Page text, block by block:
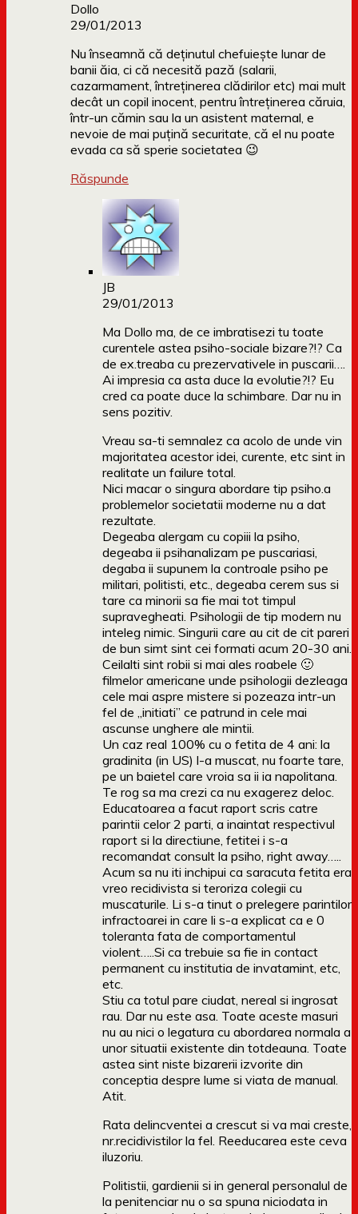
Dollo
29/01/2013
Nu înseamnă că deținutul chefuiește lunar de
banii ăia, ci că necesită pază (salarii,
cazarmament, întreținerea clădirilor etc) mai mult
decât un copil inocent, pentru întreținerea căruia,
într-un cămin sau la un asistent maternal, e
nevoie de mai puțină securitate, că el nu poate
evada ca să sperie societatea 😉
Răspunde
JB
29/01/2013
Ma Dollo ma, de ce imbratisezi tu toate
curentele astea psiho-sociale bizare?!? Ca
de ex.treaba cu prezervativele in puscarii….
Ai impresia ca asta duce la evolutie?!? Eu
cred ca poate duce la schimbare. Dar nu in
sens pozitiv.
Vreau sa-ti semnalez ca acolo de unde vin
majoritatea acestor idei, curente, etc sint in
realitate un failure total.
Nici macar o singura abordare tip psiho.a
problemelor societatii moderne nu a dat
rezultate.
Degeaba alergam cu copiii la psiho,
degeaba ii psihanalizam pe puscariasi,
degaba ii supunem la controale psiho pe
militari, politisti, etc., degeaba cerem sus si
tare ca minorii sa fie mai tot timpul
supravegheati. Psihologii de tip modern nu
inteleg nimic. Singurii care au cit de cit pareri
de bun simt sint cei formati acum 20-30 ani.
Ceilalti sint robii si mai ales roabele 🙂
filmelor americane unde psihologii dezleaga
cele mai aspre mistere si pozeaza intr-un
fel de „initiati” ce patrund in cele mai
ascunse unghere ale mintii.
Un caz real 100% cu o fetita de 4 ani: la
gradinita (in US) l-a muscat, nu foarte tare,
pe un baietel care vroia sa ii ia napolitana.
Te rog sa ma crezi ca nu exagerez deloc.
Educatoarea a facut raport scris catre
parintii celor 2 parti, a inaintat respectivul
raport si la directiune, fetitei i s-a
recomandat consult la psiho, right away…..
Acum sa nu iti inchipui ca saracuta fetita era
vreo recidivista si teroriza colegii cu
muscaturile. Li s-a tinut o prelegere parintilor
infractoarei in care li s-a explicat ca e 0
toleranta fata de comportamentul
violent…..Si ca trebuie sa fie in contact
permanent cu institutia de invatamint, etc,
etc.
Stiu ca totul pare ciudat, nereal si ingrosat
rau. Dar nu este asa. Toate aceste masuri
nu au nici o legatura cu abordarea normala a
unor situatii existente din totdeauna. Toate
astea sint niste bizarerii izvorite din
conceptia despre lume si viata de manual.
Atit.
Rata delincventei a crescut si va mai creste,
nr.recidivistilor la fel. Reeducarea este ceva
iluzoriu.
Politistii, gardienii si in general personalul de
la penitenciar nu o sa spuna niciodata in